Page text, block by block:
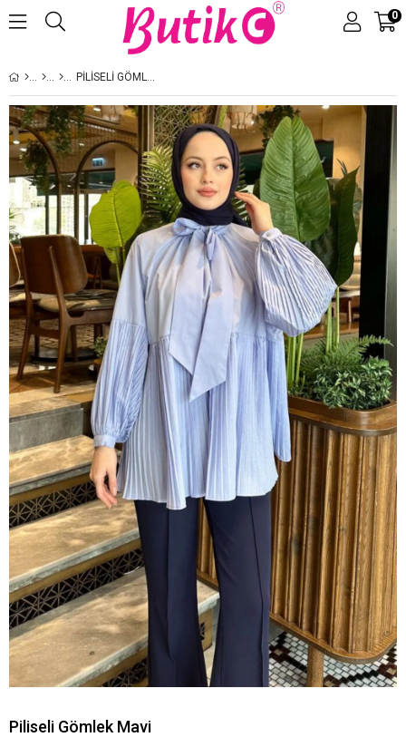
Üye Girişi
0
PILISELI GÖMLEK MAVI
Piliseli Gömlek Mavi